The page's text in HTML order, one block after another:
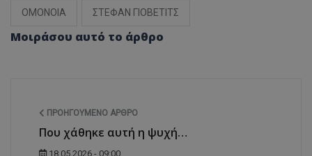
ΟΜΟΝΟΙΑ ΣΤΕΦΑΝ ΓΙΟΒΕΤΙΤΣ
Μοιράσου αυτό το άρθρο
ΠΡΟΗΓΟΎΜΕΝΟ ΆΡΘΡΟ
Που χάθηκε αυτή η ψυχή…
18.05.2026 - 09:00